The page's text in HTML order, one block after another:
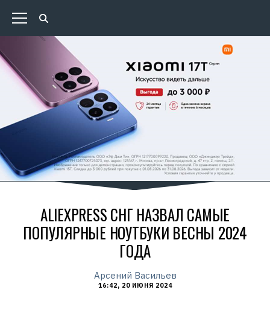
ALIEXPRESS СНГ НАЗВАЛ САМЫЕ
ПОПУЛЯРНЫЕ НОУТБУКИ ВЕСНЫ 2024
ГОДА
Арсений Васильев
16:42, 20 ИЮНЯ 2024